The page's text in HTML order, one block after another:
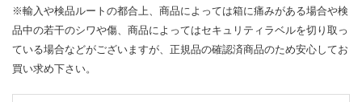
※輸入や検品ルートの都合上、商品によっては箱に痛みがある場合や検
品中の若干のシワや傷、商品によってはセキュリティラベルを切り取っ
ている場合などがございますが、正規品の確認済商品のため安心してお
買い求め下さい。